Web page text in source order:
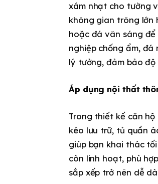
xám nhạt cho tường
không gian trông lớn
hoặc đá vân sáng
nghiệp chống ẩm,
lý tưởng, đảm bảo
Áp dụng nội thất
Trong thiết kế căn
kéo lưu trữ, tủ quần
giúp bạn khai thác
còn linh hoạt, phù
sắp xếp trở nên dễ